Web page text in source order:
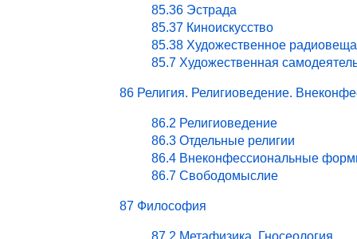
85.36 Эстрада
85.37 Киноискусство
85.38 Художественное
85.7 Художественная
86 Религия. Религиоведение.
86.2 Религиоведение
86.3 Отдельные религии
86.4 Внеконфессиональные
86.7 Свободомыслие
87 Философия
87.2 Метафизика. Гносеология